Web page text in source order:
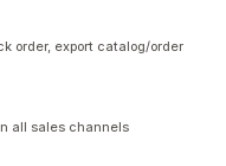
order, export catalog/order
all sales channels